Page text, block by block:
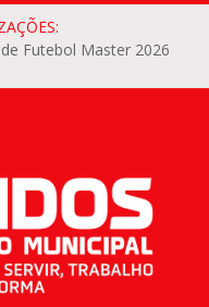
Futebol Master 2026